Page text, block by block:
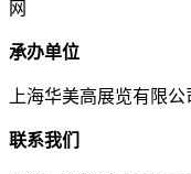
网
承办单位
上海华美高展览有限公
联系我们